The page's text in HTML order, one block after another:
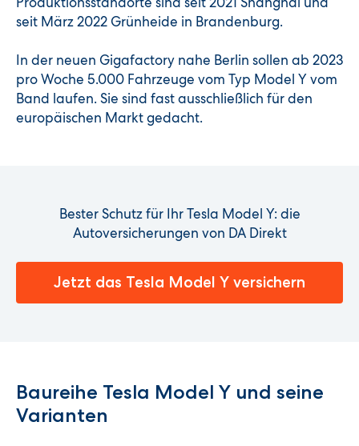
seit März 2022 Grünheide in Brandenburg.
In der neuen Gigafactory nahe Berlin sollen ab 2023
pro Woche 5.000 Fahrzeuge vom Typ Model Y vom
Band laufen. Sie sind fast ausschließlich für den
europäischen Markt gedacht.
Bester Schutz für Ihr Tesla Model Y: die
Autoversicherungen von DA Direkt
Jetzt das Tesla Model Y versichern
Baureihe Tesla Model Y und seine
Varianten